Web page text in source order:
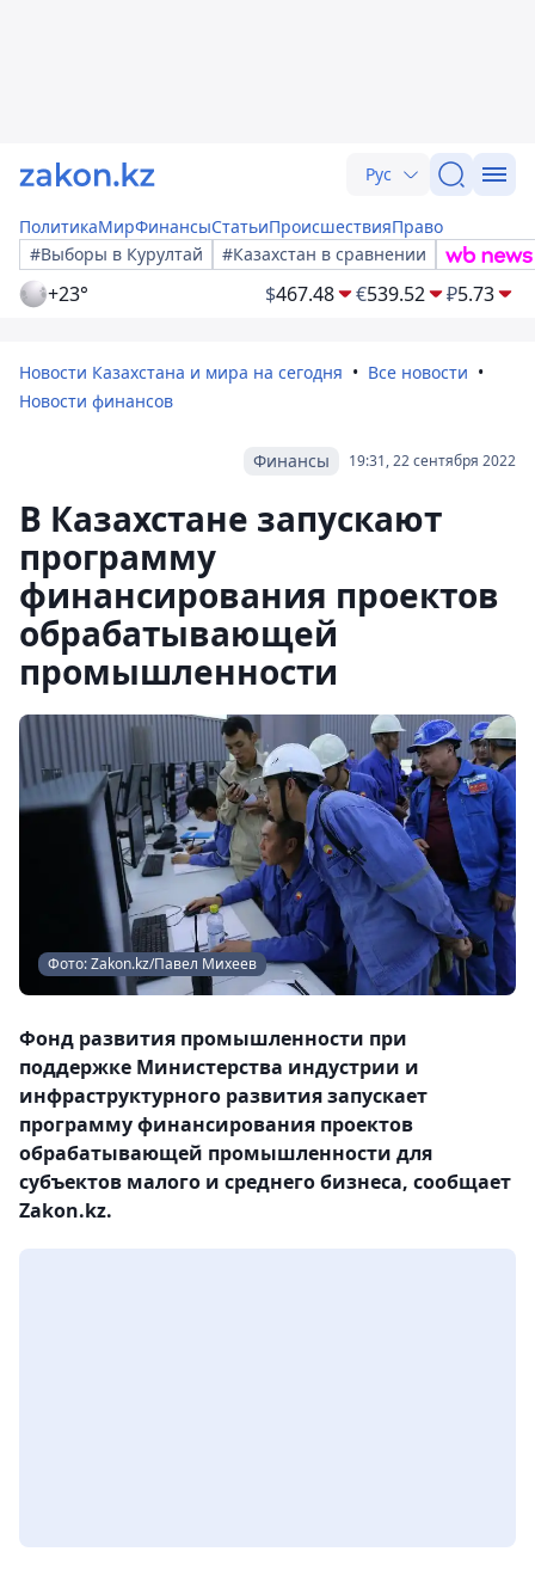
Рус
ПолитикаМирФинансыСтатьиПроисшествияПраво
#Выборы в Курултай
#Казахстан в сравнении
+23° $467.48 €539.52 ₽5.73
Новости Казахстана и мира на сегодня
Все новости
Новости финансов
19:31, 22 сентября 2022
Финансы
В Казахстане запускают
программу
финансирования проектов
обрабатывающей
промышленности
Фото: Zakon.kz/Павел Михеев
Фонд развития промышленности при
поддержке Министерства индустрии и
инфраструктурного развития запускает
программу финансирования проектов
обрабатывающей промышленности для
субъектов малого и среднего бизнеса, сообщает
Zakon.kz.